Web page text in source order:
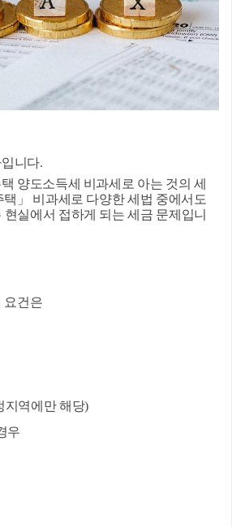
니다.
양도소득세 비과세로 아는 것의 세
택」 비과세로 다양한 세법 중에서도
실에서 접하게 되는 세금 문제입니
요건은
역에만 해당)
우